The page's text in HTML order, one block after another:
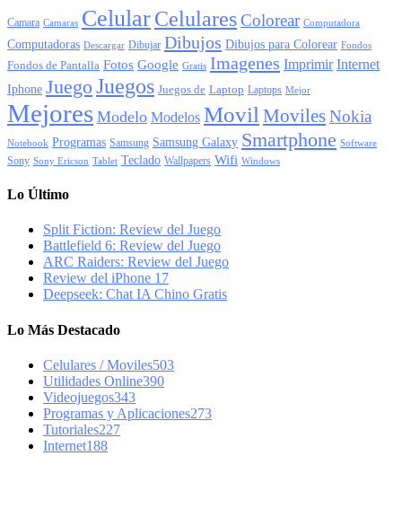
Camara Camaras CelularCelularesColorear Computadora
Computadoras Descargar Dibujar Dibujos Dibujos para Colorear Fondos
Fondos de Pantalla Fotos Google Gratis Imagenes Imprimir Internet
Iphone Juego Juegos Juegos de Laptop Laptops Mejor
Mejores Modelo Modelos Movil MovilesNokia
Notebook Programas Samsung Samsung Galaxy Smartphone Software
Sony Sony Ericson Tablet Teclado Wallpapers Wifi Windows
Lo Último
Split Fiction: Review del Juego
Battlefield 6: Review del Juego
ARC Raiders: Review del Juego
Review del iPhone 17
Deepseek: Chat IA Chino Gratis
Lo Más Destacado
Celulares / Moviles503
Utilidades Online390
Videojuegos343
Programas y Aplicaciones273
Tutoriales227
Internet188